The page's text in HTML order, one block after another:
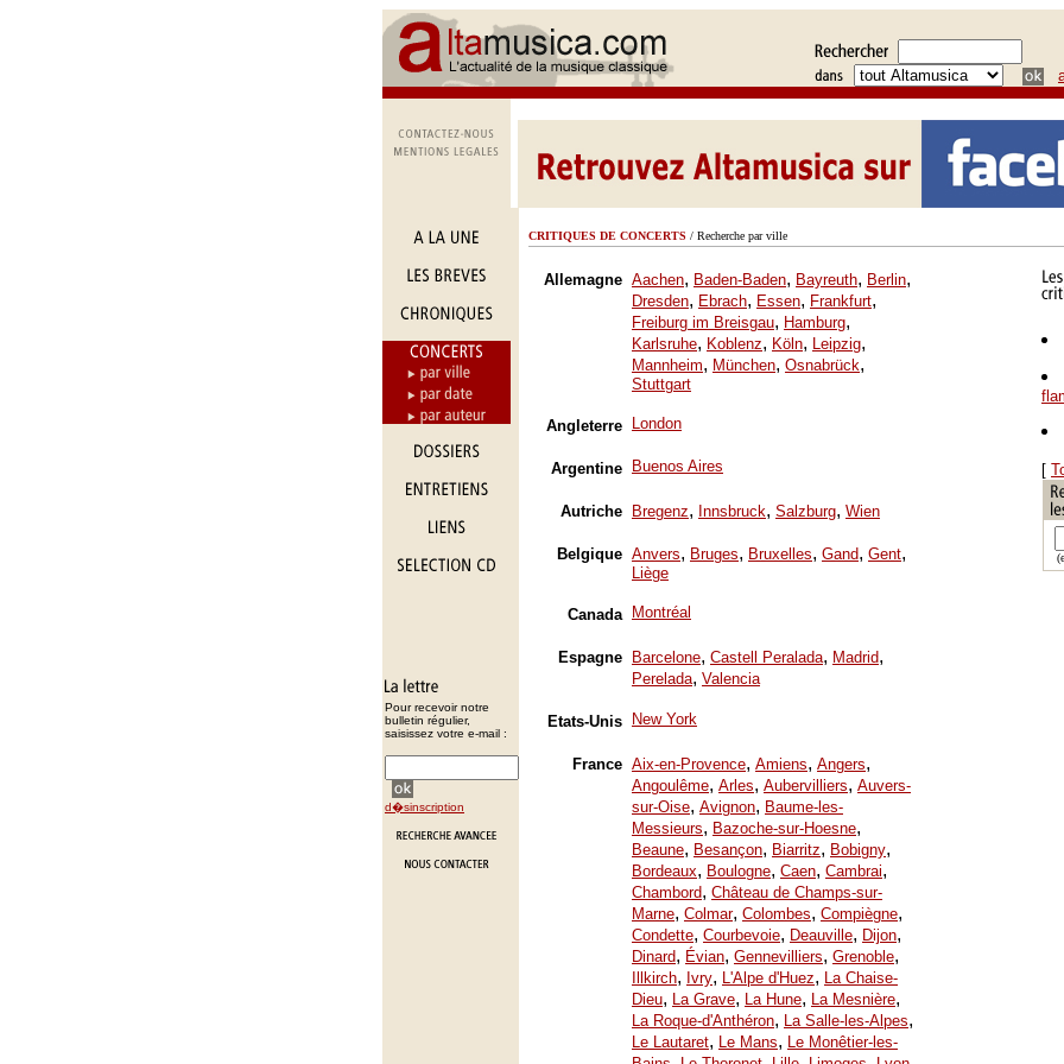
Pour recevoir notre
bulletin régulier,
saisissez votre e-mail :
d�sinscription
CRITIQUES DE CONCERTS / Recherche par ville
Allemagne Aachen, Baden-Baden, Bayreuth, Berlin,
Dresden, Ebrach, Essen, Frankfurt,
Freiburg im Breisgau, Hamburg,
Karlsruhe, Koblenz, Köln, Leipzig,
Mannheim, München, Osnabrück,
Stuttgart
Angleterre London
Argentine Buenos Aires
Autriche Bregenz, Innsbruck, Salzburg, Wien
Belgique Anvers, Bruges, Bruxelles, Gand, Gent,
Liège
Canada Montréal
Espagne Barcelone, Castell Peralada, Madrid,
Perelada, Valencia
Etats-Unis New York
France Aix-en-Provence, Amiens, Angers,
Angoulême, Arles, Aubervilliers, Auvers-
sur-Oise, Avignon, Baume-les-
Messieurs, Bazoche-sur-Hoesne,
Beaune, Besançon, Biarritz, Bobigny,
Bordeaux, Boulogne, Caen, Cambrai,
Chambord, Château de Champs-sur-
Marne, Colmar, Colombes, Compiègne,
Condette, Courbevoie, Deauville, Dijon,
Dinard, Évian, Gennevilliers, Grenoble,
Illkirch, Ivry, L'Alpe d'Huez, La Chaise-
Dieu, La Grave, La Hune, La Mesnière,
La Roque-d'Anthéron, La Salle-les-Alpes,
Le Lautaret, Le Mans, Le Monêtier-les-
[